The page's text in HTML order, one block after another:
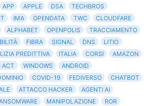
APP APPLE DSA
TECHBROS
IMA OPENDATA TWC
CLOUDFARE
ALPHABET OPENPOLIS
TRACCIAMENTO
FIBRA SIGNAL DNS
LITIO
PREDITTIVA ITALIA CORSI
AMAZON
ACT WINDOWS
ANDROID
COVID-19 FEDIVERSO
CHATBOT
ATTACCO HACKER
AGENTI AI
MANIPOLAZIONE
ROR